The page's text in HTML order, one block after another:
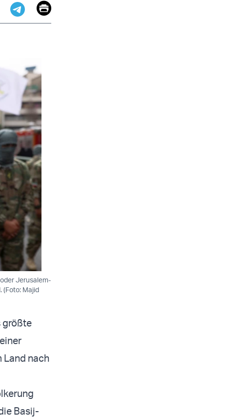
Telegram
EmailPrint
Jerusalem-
(Foto: Majid
größte
Land nach
Basij-